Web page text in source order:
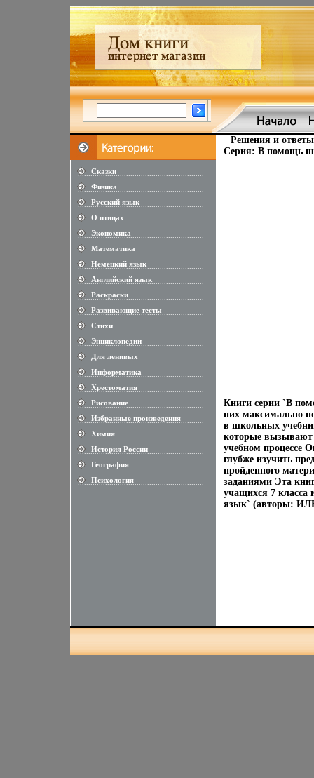
Сказки
............................................................
Физика
............................................................
Русский язык
............................................................
О птицах
............................................................
Экономика
............................................................
Математика
............................................................
Немецкий язык
............................................................
Английский язык
............................................................
Раскраски
............................................................
Развивающие тесты
............................................................
Стихи
............................................................
Энциклопедии
............................................................
Для ленивых
............................................................
Информатика
............................................................
Хрестоматия
............................................................
Рисование
............................................................
Избранные произведения
............................................................
Химия
............................................................
История России
............................................................
География
............................................................
Психология
............................................................
Решения и
Серия: В помощь
Книги серии `В
них максимально
в школьных
которые вызывают
учебном процессе
глубже изучить
пройденного
заданиями Эта
учащихся 7 класса
язык` (авторы: